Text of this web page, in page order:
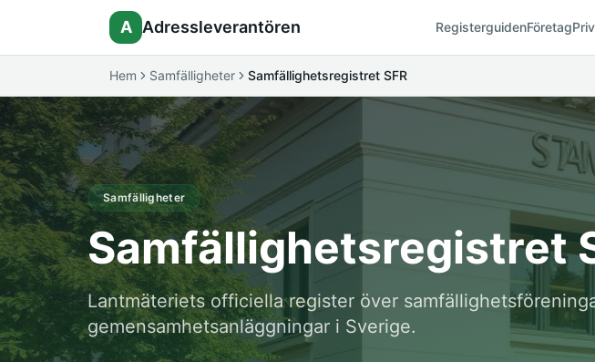
A Adressleverantören RegisterguidenFöretag
Hem Samfälligheter Samfällighetsregistret SFR
Samfälligheter
Samfällighetsregistret
Lantmäteriets officiella register över
gemensamhetsanläggningar i Sverige.